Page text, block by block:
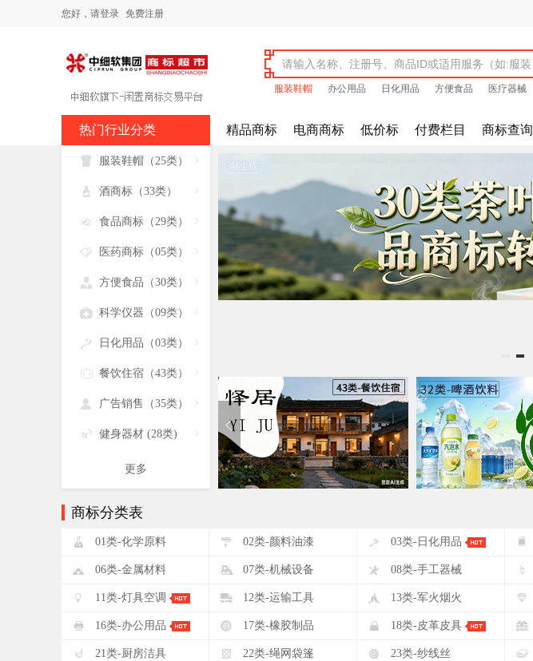
您好， 请登录 免费注册
服装鞋帽 办公用品 日化用品 方便食品 医疗器械
热门行业分类 精品商标 电商商标 低价标 付费栏目 商标查询

 服装鞋帽（25类）

 酒商标（33类）

 食品商标（29类）

 医药商标（05类）

 方便食品（30类）

 科学仪器（09类）

 日化用品（03类）

 餐饮住宿（43类）

 广告销售（35类）

 健身器材 (28类)
更多
商标分类表
! 01类-化学原料 " 02类-颜料油漆 # 03类-日化用品 $
& 06类-金属材料 ' 07类-机械设备 ( 08类-手工器械 )
+ 11类-灯具空调 , 12类-运输工具 - 13类-军火烟火 .
0 16类-办公用品 1 17类-橡胶制品 2 18类-皮革皮具 3
5 21类-厨房洁具 6 22类-绳网袋篷 7 23类-纱线丝 8